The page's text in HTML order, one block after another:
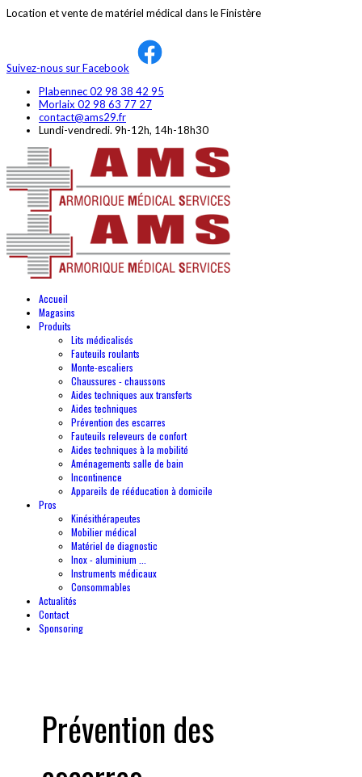
Location et vente de matériel médical dans le Finistère
Suivez-nous sur Facebook
Plabennec 02 98 38 42 95
Morlaix 02 98 63 77 27
contact@ams29.fr
Lundi-vendredi. 9h-12h, 14h-18h30
Accueil
Magasins
Produits
Lits médicalisés
Fauteuils roulants
Monte-escaliers
Chaussures - chaussons
Aides techniques aux transferts
Aides techniques
Prévention des escarres
Fauteuils releveurs de confort
Aides techniques à la mobilité
Aménagements salle de bain
Incontinence
Appareils de rééducation à domicile
Pros
Kinésithérapeutes
Mobilier médical
Matériel de diagnostic
Inox - aluminium ...
Instruments médicaux
Consommables
Actualités
Contact
Sponsoring
Prévention des